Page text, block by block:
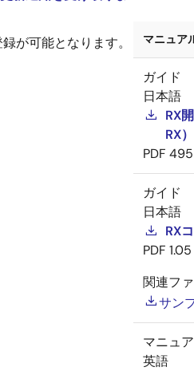
が可能となります。
マニュア
ガイド
日本語
RX
RX）
PDF 495
ガイド
日本語
RX
PDF
関連フ
サン
マニュ
英語